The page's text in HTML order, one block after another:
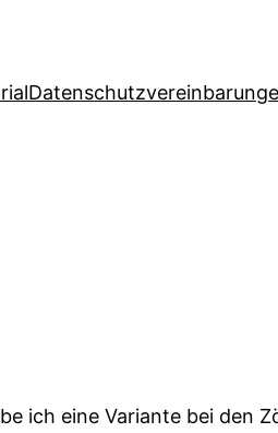
ich eine Variante bei den